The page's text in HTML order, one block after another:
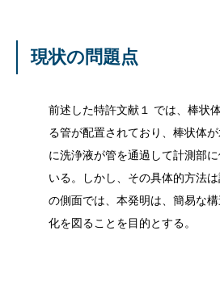
現状の問題点
前述した特許文献１ では、棒状
る管が配置されており、棒状体
に洗浄液が管を通過して計測部
いる。しかし、その具体的方法
の側面では、本発明は、簡易な
化を図ることを目的とする。